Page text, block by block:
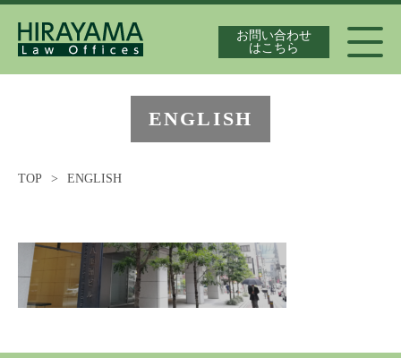
お問い合わせ
はこちら
代表弁護士紹介
最新情報
ENGLISH
TOP > ENGLISH